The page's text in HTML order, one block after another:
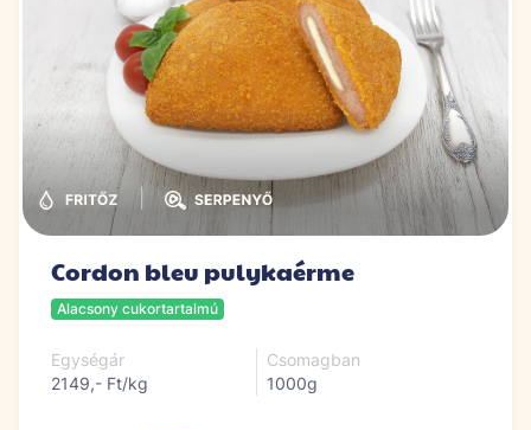
Cordon bleu pulykaérme
Alacsony cukortartalmú
Egységár
2149,- Ft/kg
Csomagban
1000g